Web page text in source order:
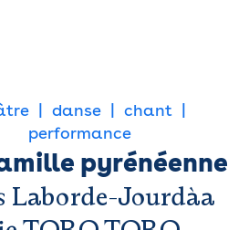
danse
chant
performance
pyrénéenne
Laborde-Jourdàa